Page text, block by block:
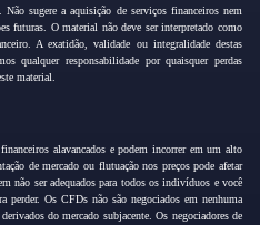
sugere a aquisição de serviços financeiros nem
futuras. O material não deve ser interpretado como
A exatidão, validade ou integralidade destas
qualquer responsabilidade por quaisquer perdas
material.
alavancados e podem incorrer em um alto
de mercado ou flutuação nos preços pode afetar
não ser adequados para todos os indivíduos e você
perder. Os CFDs não são negociados em nenhuma
do mercado subjacente. Os negociadores de